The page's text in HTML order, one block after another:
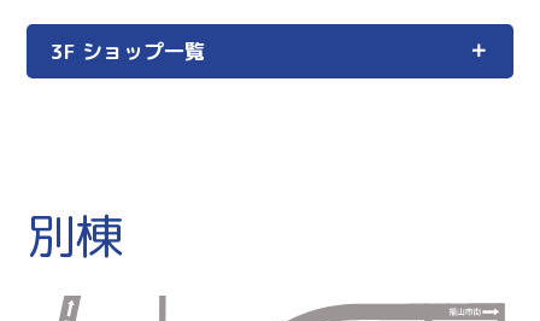
3F ショップ一覧
別棟